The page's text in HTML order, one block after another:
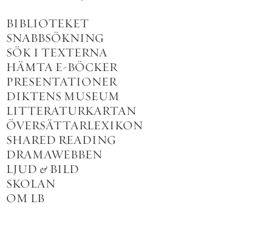
BIBLIOTEKET
SNABBSÖKNING
SÖK I TEXTERNA
HÄMTA E-BÖCKER
PRESENTATIONER
DIKTENS MUSEUM
LITTERATURKARTAN
ÖVERSÄTTARLEXIKON
SHARED READING
DRAMAWEBBEN
LJUD & BILD
SKOLAN
OM LB